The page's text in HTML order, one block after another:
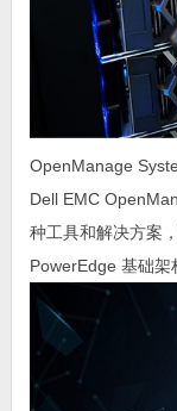
OpenManage
Dell EMC
种工具和解决方案
PowerEdge 基础架